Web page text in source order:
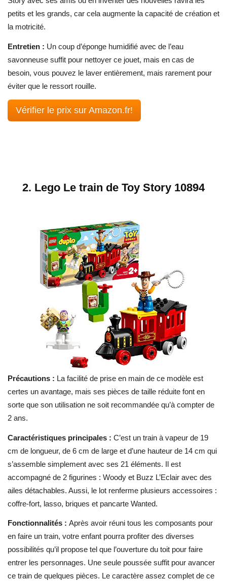
petits et les grands, car cela augmente la capacité de création et
la motricité.
Entretien : Un coup d’éponge humidifié avec de l’eau
savonneuse suffit pour nettoyer ce jouet, mais en cas de
besoin, vous pouvez le laver entièrement, mais rarement pour
éviter que le ressort rouille.
Vérifier le prix sur Amazon.fr!
2. Lego Le train de Toy Story 10894
Précautions : La facilité de prise en main de ce modèle est
certes un avantage, mais ses pièces de taille réduite font en
sorte que son utilisation ne soit recommandée qu’à compter de
2 ans.
Caractéristiques principales : C’est un train à vapeur de 19
cm de longueur, de 6 cm de large et d’une hauteur de 14 cm qui
s’assemble simplement avec ses 21 éléments. Il est
accompagné de 2 figurines : Woody et Buzz L’Eclair avec des
ailes détachables. Aussi, le lot renferme plusieurs accessoires :
coffre-fort, lasso, briques et pancarte Wanted.
Fonctionnalités : Après avoir réuni tous les composants pour
en faire un train, votre enfant pourra profiter des diverses
possibilités qu’il propose tel que l’ouverture du toit pour faire
entrer les personnages. Une seule poussée suffit pour avancer
ce train de quelques pièces. Le caractère assez complet de ce